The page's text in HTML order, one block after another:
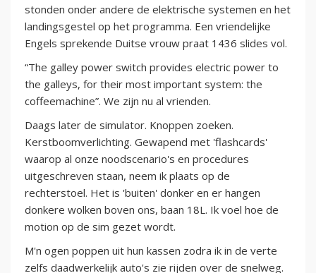
stonden onder andere de elektrische systemen en het
landingsgestel op het programma. Een vriendelijke
Engels sprekende Duitse vrouw praat 1436 slides vol.
“The galley power switch provides electric power to
the galleys, for their most important system: the
coffeemachine”. We zijn nu al vrienden.
Daags later de simulator. Knoppen zoeken.
Kerstboomverlichting. Gewapend met 'flashcards'
waarop al onze noodscenario's en procedures
uitgeschreven staan, neem ik plaats op de
rechterstoel. Het is 'buiten' donker en er hangen
donkere wolken boven ons, baan 18L. Ik voel hoe de
motion op de sim gezet wordt.
M'n ogen poppen uit hun kassen zodra ik in de verte
zelfs daadwerkelijk auto's zie rijden over de snelweg.